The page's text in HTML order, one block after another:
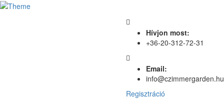
Hívjon most:
+36-20-312-72-31
Email:
info@czimmergarden.hu
Regisztráció